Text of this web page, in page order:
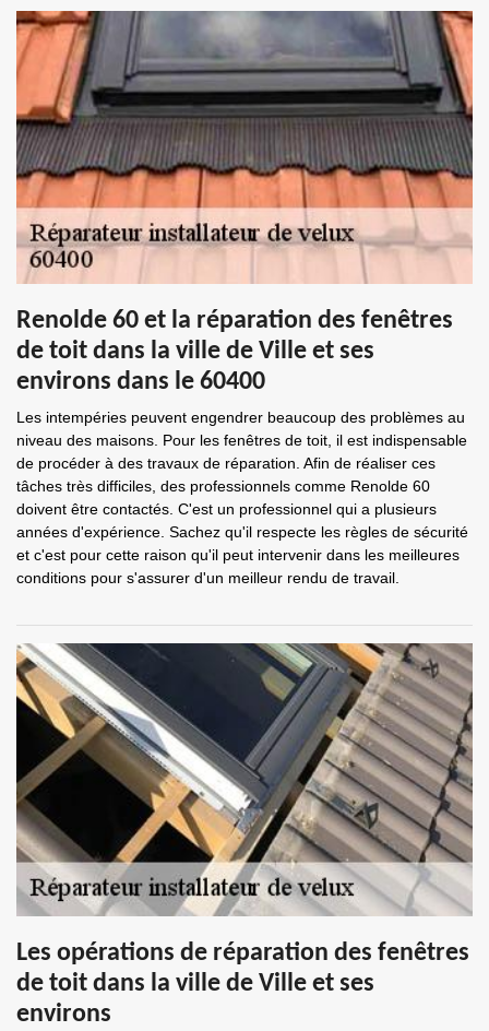
Renolde 60 et la réparation des fenêtres
de toit dans la ville de Ville et ses
environs dans le 60400
Les intempéries peuvent engendrer beaucoup des problèmes au
niveau des maisons. Pour les fenêtres de toit, il est indispensable
de procéder à des travaux de réparation. Afin de réaliser ces
tâches très difficiles, des professionnels comme Renolde 60
doivent être contactés. C'est un professionnel qui a plusieurs
années d'expérience. Sachez qu'il respecte les règles de sécurité
et c'est pour cette raison qu'il peut intervenir dans les meilleures
conditions pour s'assurer d'un meilleur rendu de travail.
Les opérations de réparation des fenêtres
de toit dans la ville de Ville et ses
environs